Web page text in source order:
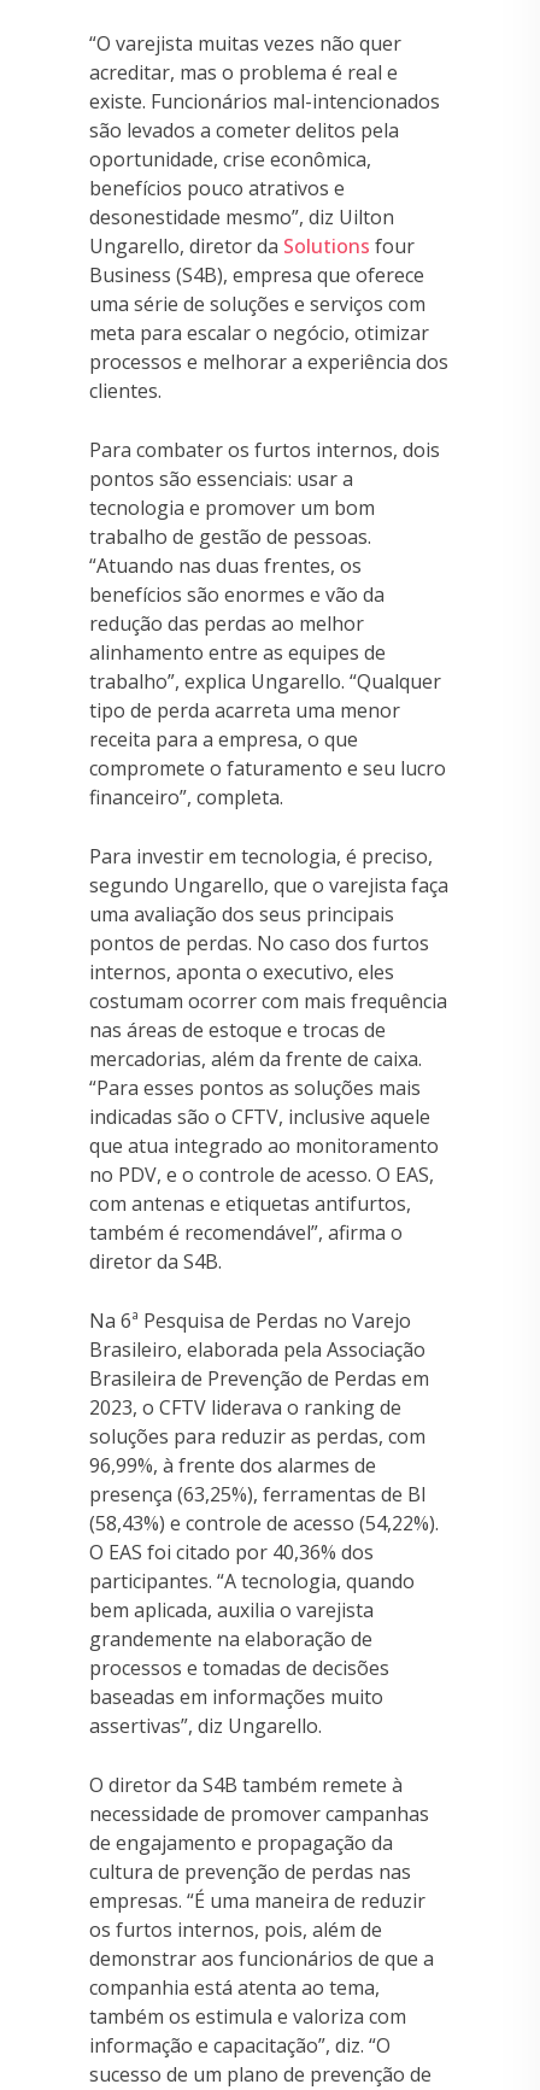
“O varejista muitas vezes não quer
acreditar, mas o problema é real e
existe. Funcionários mal-intencionados
são levados a cometer delitos pela
oportunidade, crise econômica,
benefícios pouco atrativos e
desonestidade mesmo”, diz Uilton
Ungarello, diretor da Solutions four
Business (S4B), empresa que oferece
uma série de soluções e serviços com
meta para escalar o negócio, otimizar
processos e melhorar a experiência dos
clientes.
Para combater os furtos internos, dois
pontos são essenciais: usar a
tecnologia e promover um bom
trabalho de gestão de pessoas.
“Atuando nas duas frentes, os
benefícios são enormes e vão da
redução das perdas ao melhor
alinhamento entre as equipes de
trabalho”, explica Ungarello. “Qualquer
tipo de perda acarreta uma menor
receita para a empresa, o que
compromete o faturamento e seu lucro
financeiro”, completa.
Para investir em tecnologia, é preciso,
segundo Ungarello, que o varejista faça
uma avaliação dos seus principais
pontos de perdas. No caso dos furtos
internos, aponta o executivo, eles
costumam ocorrer com mais frequência
nas áreas de estoque e trocas de
mercadorias, além da frente de caixa.
“Para esses pontos as soluções mais
indicadas são o CFTV, inclusive aquele
que atua integrado ao monitoramento
no PDV, e o controle de acesso. O EAS,
com antenas e etiquetas antifurtos,
também é recomendável”, afirma o
diretor da S4B.
Na 6ª Pesquisa de Perdas no Varejo
Brasileiro, elaborada pela Associação
Brasileira de Prevenção de Perdas em
2023, o CFTV liderava o ranking de
soluções para reduzir as perdas, com
96,99%, à frente dos alarmes de
presença (63,25%), ferramentas de BI
(58,43%) e controle de acesso (54,22%).
O EAS foi citado por 40,36% dos
participantes. “A tecnologia, quando
bem aplicada, auxilia o varejista
grandemente na elaboração de
processos e tomadas de decisões
baseadas em informações muito
assertivas”, diz Ungarello.
O diretor da S4B também remete à
necessidade de promover campanhas
de engajamento e propagação da
cultura de prevenção de perdas nas
empresas. “É uma maneira de reduzir
os furtos internos, pois, além de
demonstrar aos funcionários de que a
companhia está atenta ao tema,
também os estimula e valoriza com
informação e capacitação”, diz. “O
sucesso de um plano de prevenção de